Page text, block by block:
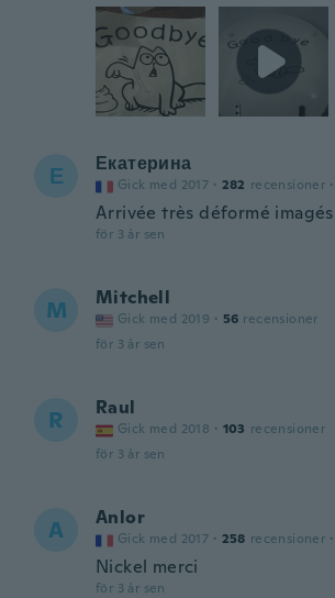
Е Екатерина
Gick med 2017 · 282 recensioner ·
Arrivée très déformé imagés
för 3 år sen
M Mitchell
Gick med 2019 · 56 recensioner
för 3 år sen
R Raul
Gick med 2018 · 103 recensioner
för 3 år sen
A Anlor
Gick med 2017 · 258 recensioner ·
Nickel merci
för 3 år sen